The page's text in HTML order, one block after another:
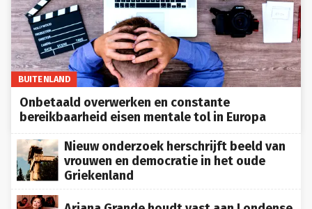
BUITENLAND
Onbetaald overwerken en constante
bereikbaarheid eisen mentale tol in Europa
Nieuw onderzoek herschrijft beeld van
vrouwen en democratie in het oude
Griekenland